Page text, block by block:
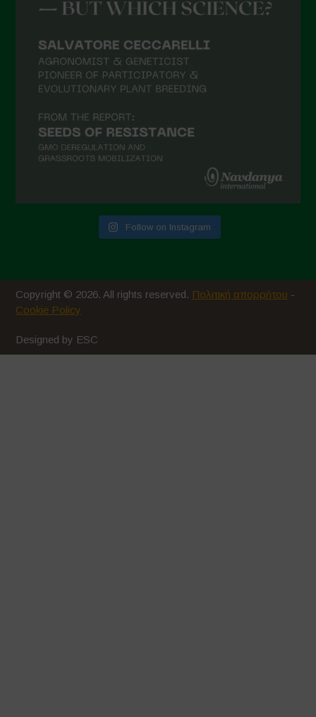
Follow on Instagram
Copyright © 2026. All rights reserved. Πολιτική απορρήτου -
Cookie Policy
Designed by ESC